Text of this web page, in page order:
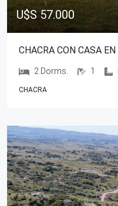
U$S 57.000
CHACRA CON CASA
2 Dorms. 1
CHACRA